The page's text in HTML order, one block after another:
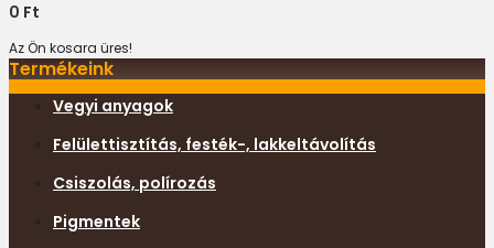
0 Ft
Az Ön kosara üres!
Termékeink
Vegyi anyagok
Felülettisztítás, festék-, lakkeltávolítás
Csiszolás, polírozás
Pigmentek